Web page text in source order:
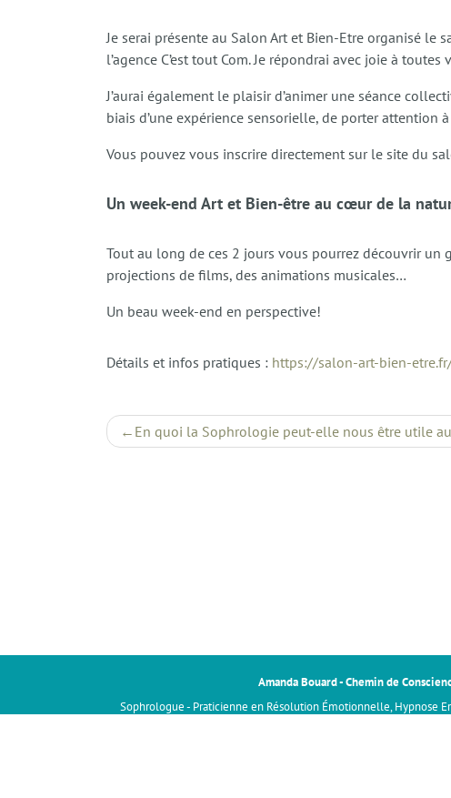
Je serai présente au Salon Art et Bien-Etre organisé le
l’agence C’est tout Com. Je répondrai avec joie à
J’aurai également le plaisir d’animer une séance
biais d’une expérience sensorielle, de porter attention
Vous pouvez vous inscrire directement sur le site du
Un week-end Art et Bien-être au cœur de la
Tout au long de ces 2 jours vous pourrez découvrir un
projections de films, des animations musicales…
Un beau week-end en perspective!
Détails et infos pratiques : https://salon-art-bien-
Navigation
En quoi la Sophrologie peut-elle nous être utile
Amanda Bouard - Chemin de
Sophrologue - Praticienne en Résolution Émotionnelle, Hypnose